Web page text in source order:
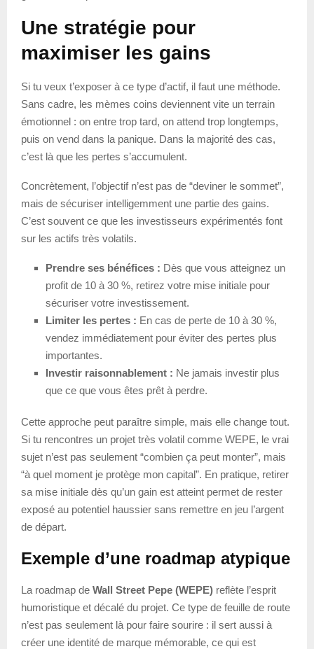
Une stratégie pour
maximiser les gains
Si tu veux t’exposer à ce type d’actif, il faut une méthode.
Sans cadre, les mèmes coins deviennent vite un terrain
émotionnel : on entre trop tard, on attend trop longtemps,
puis on vend dans la panique. Dans la majorité des cas,
c’est là que les pertes s’accumulent.
Concrètement, l’objectif n’est pas de “deviner le sommet”,
mais de sécuriser intelligemment une partie des gains.
C’est souvent ce que les investisseurs expérimentés font
sur les actifs très volatils.
Prendre ses bénéfices : Dès que vous atteignez un
profit de 10 à 30 %, retirez votre mise initiale pour
sécuriser votre investissement.
Limiter les pertes : En cas de perte de 10 à 30 %,
vendez immédiatement pour éviter des pertes plus
importantes.
Investir raisonnablement : Ne jamais investir plus
que ce que vous êtes prêt à perdre.
Cette approche peut paraître simple, mais elle change tout.
Si tu rencontres un projet très volatil comme WEPE, le vrai
sujet n’est pas seulement “combien ça peut monter”, mais
“à quel moment je protège mon capital”. En pratique, retirer
sa mise initiale dès qu’un gain est atteint permet de rester
exposé au potentiel haussier sans remettre en jeu l’argent
de départ.
Exemple d’une roadmap atypique
La roadmap de Wall Street Pepe (WEPE) reflète l’esprit
humoristique et décalé du projet. Ce type de feuille de route
n’est pas seulement là pour faire sourire : il sert aussi à
créer une identité de marque mémorable, ce qui est